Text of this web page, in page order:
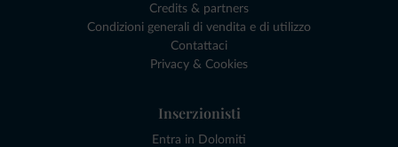
Credits & partners
Condizioni generali di vendita e di utilizzo
Contattaci
Privacy & Cookies
Inserzionisti
Entra in Dolomiti